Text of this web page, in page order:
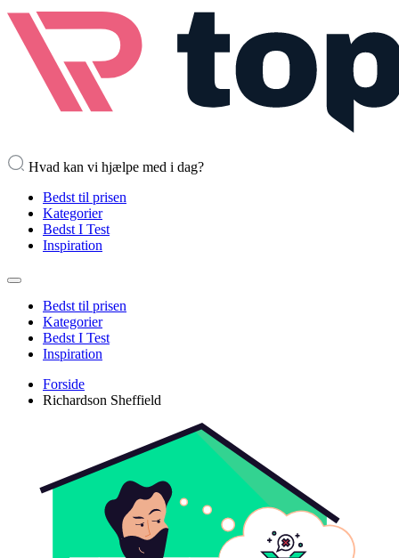
Hvad kan vi hjælpe med i dag?
Bedst til prisen
Kategorier
Bedst I Test
Inspiration
Bedst til prisen
Kategorier
Bedst I Test
Inspiration
Forside
Richardson Sheffield